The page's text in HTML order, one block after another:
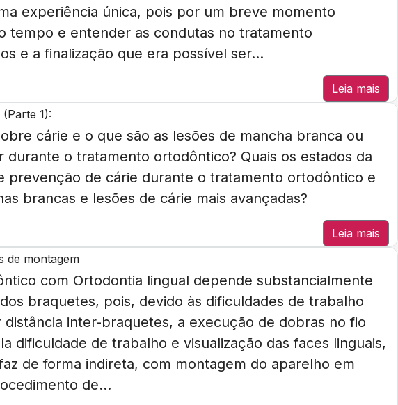
experiência única, pois por um breve momento
tempo e entender as condutas no tratamento
e a finalização que era possível ser...
Leia mais
1):
cárie e o que são as lesões de mancha branca ou
o tratamento ortodôntico? Quais os estados da
prevenção de cárie durante o tratamento ortodôntico e
brancas e lesões de cárie mais avançadas?
Leia mais
de montagem
com Ortodontia lingual depende substancialmente
braquetes, pois, devido às dificuldades de trabalho
inter-braquetes, a execução de dobras no fio
dificuldade de trabalho e visualização das faces linguais,
de forma indireta, com montagem do aparelho em
de...